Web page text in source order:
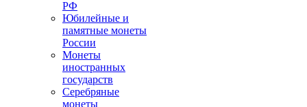
РФ
Юбилейные и
памятные монеты
России
Монеты
иностранных
государств
Серебряные
монеты